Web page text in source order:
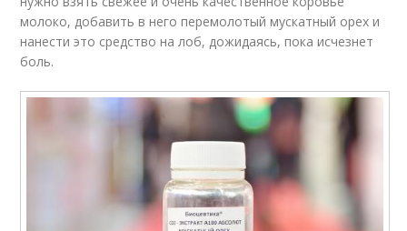
молоко, добавить в него перемолотый мускатный орех и
нанести это средство на лоб, дожидаясь, пока исчезнет
боль.